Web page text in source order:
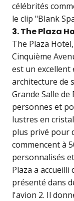
célébrités
le clip "Blank
3. The Plaza
The Plaza
Cinquième
est un excellent
architecture de
Grande Salle
personnes et
lustres en
plus privé pour
commencent à
personnalisés
Plaza a
présenté dans
l'avion 2. Il